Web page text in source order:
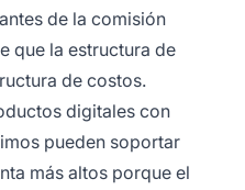
de la comisión
que la estructura de
de costos.
digitales con
pueden soportar
más altos porque el